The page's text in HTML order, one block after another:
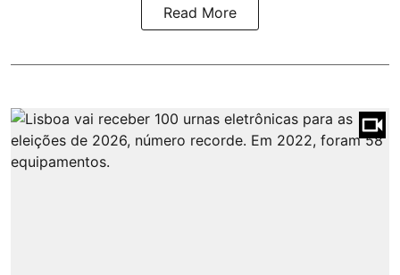
Read More